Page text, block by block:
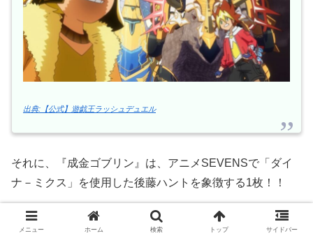
出典:【公式】遊戯王ラッシュデュエル
それに、『成金ゴブリン』は、アニメSEVENSで「ダイ
ナ－ミクス」を使用した後藤ハントを象徴する1枚！！
メニュー ホーム 検索 トップ サイドバー